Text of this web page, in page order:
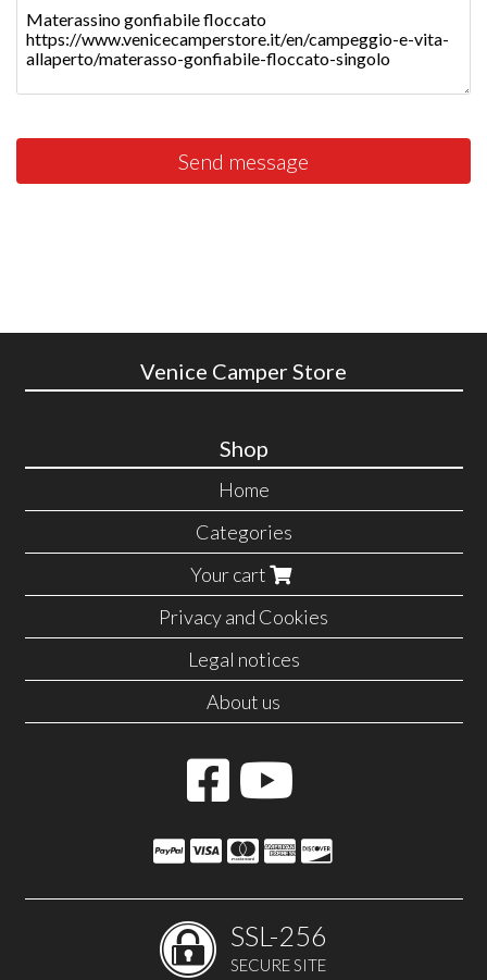
Send message
Venice Camper Store
Shop
Home
Categories
Your cart
Privacy and Cookies
Legal notices
About us
SSL-256
SECURE SITE